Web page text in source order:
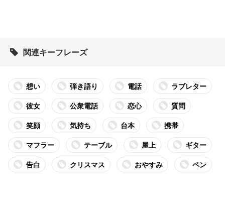
関連キーフレーズ
想い 弾き語り 電話 ラブレター
彼女 公衆電話 恋心 質問
笑顔 気持ち 台本 携帯
マフラー テーブル 屋上 ギター
告白 クリスマス おやすみ ペン